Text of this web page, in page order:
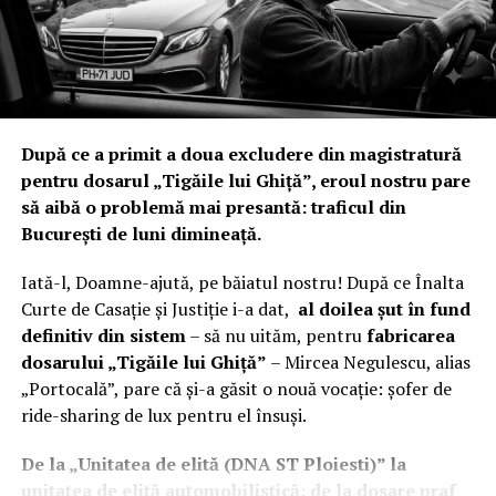
oameni în datorii, cu un prejudiciu de 1,7 milioane lei, în
timp ce autorii, polițiști „deștepți”, au ieșit liniștiți la
pensie.
În timp ce DGA se laudă cu prinderea unor agenți care
iau 200 de lei șpagă, la IPJ Prahova batista e pusă ferm
pe țambalul de peste un milion și jumătate de lei. Nicio
percheziție, niciun document ridicat, doar mult praf
depus pe dosarele care ar fi trebuit să curețe sistemul de
„Grădinița de cadre” se transformă în
curtea DIICOT
Finalul serialului de impunitate se apropie însă cu pași
repezi. Amanarea concursului până în august 2026 (la
Cadre” de la IPJ Prahova, așa cum a fost botezată în
După ce a primit a doua excludere din magistratură
pentru dosarul „Tigăile lui Ghiță”, eroul nostru pare
să aibă o problemă mai presantă: traficul din
București de luni dimineață.
Iată-l, Doamne-ajută, pe băiatul nostru! După ce Înalta
Curte de Casație și Justiție i-a dat, al doilea șut în fund
definitiv din sistem– să nu uităm, pentrufabricarea
dosarului „Tigăile lui Ghiță” – Mircea Negulescu, alias
„Portocală”, pare că și-a găsit o nouă vocație: șofer de
ride-sharing de lux pentru el însuși.
De la „Unitatea de elită (DNA ST Ploiesti)” la
unitatea de elită automobilistică: de la dosare praf